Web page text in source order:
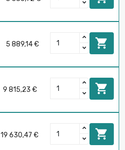
5 889,14 € 
9 815,23 € 
19 630,47 € 